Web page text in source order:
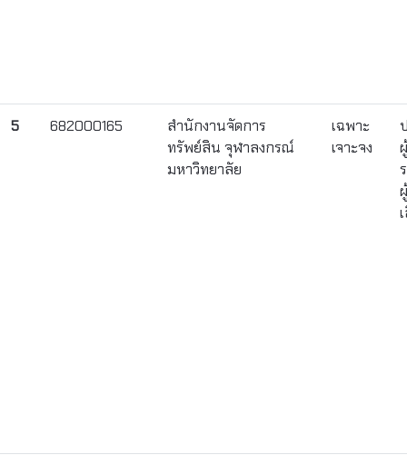
5 682000165
สำนักงานจัดการ
ทรัพย์สิน จุฬาลงกรณ์
มหาวิทยาลัย
เฉพาะ
เจาะจง